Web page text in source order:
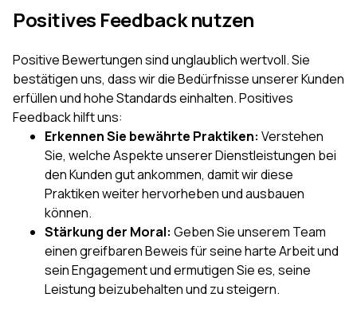
Positives Feedback nutzen
Positive Bewertungen sind unglaublich wertvoll. Sie
bestätigen uns, dass wir die Bedürfnisse unserer Kunden
erfüllen und hohe Standards einhalten. Positives
Feedback hilft uns:
Erkennen Sie bewährte Praktiken: Verstehen
Sie, welche Aspekte unserer Dienstleistungen bei
den Kunden gut ankommen, damit wir diese
Praktiken weiter hervorheben und ausbauen
können.
Stärkung der Moral: Geben Sie unserem Team
einen greifbaren Beweis für seine harte Arbeit und
sein Engagement und ermutigen Sie es, seine
Leistung beizubehalten und zu steigern.